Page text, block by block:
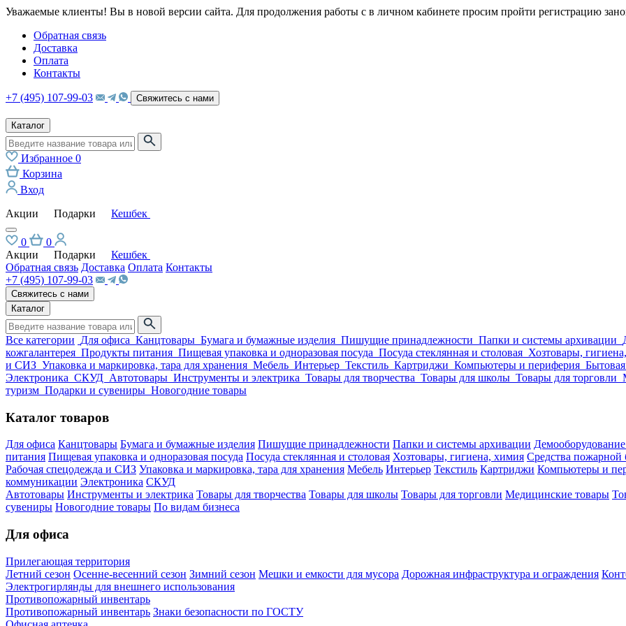
Уважаемые клиенты! Вы в новой версии сайта. Для продолжения работы с в личном кабинете просим пройти регистрацию
Обратная связь
Доставка
Оплата
Контакты
+7 (495) 107-99-03 Свяжитесь с нами
Каталог
Избранное 0
Корзина
Вход
Акции
Подарки Кешбек
0
0
Акции
Подарки
Кешбек
Обратная связь Доставка Оплата Контакты
+7 (495) 107-99-03
Свяжитесь с нами
Каталог
Все категории Для офиса Канцтовары Бумага и бумажные изделия Пишущие принадлежности Папки и системы архивации
кожгалантерея Продукты питания Пищевая упаковка и одноразовая посуда Посуда стеклянная и столовая Хозтовары,
и СИЗ Упаковка и маркировка, тара для хранения Мебель Интерьер Текстиль Картриджи Компьютеры и периферия
Электроника СКУД Автотовары Инструменты и электрика Товары для творчества Товары для школы Товары для торговли
туризм Подарки и сувениры Новогодние товары
Каталог товаров
Для офиса Канцтовары Бумага и бумажные изделия Пишущие принадлежности Папки и системы архивации
питания Пищевая упаковка и одноразовая посуда Посуда стеклянная и столовая Хозтовары, гигиена, химия Средства пожарной
Рабочая спецодежда и СИЗ Упаковка и маркировка, тара для хранения Мебель Интерьер Текстиль Картриджи Компьютеры и
коммуникации Электроника СКУД
Автотовары Инструменты и электрика Товары для творчества Товары для школы Товары для торговли Медицинские товары
сувениры Новогодние товары По видам бизнеса
Для офиса
Прилегающая территория
Летний сезон Осенне-весенний сезон Зимний сезон Мешки и емкости для мусора Дорожная инфраструктура и ограждения
Электрогирлянды для внешнего использования
Противопожарный инвентарь
Противопожарный инвентарь Знаки безопасности по ГОСТУ